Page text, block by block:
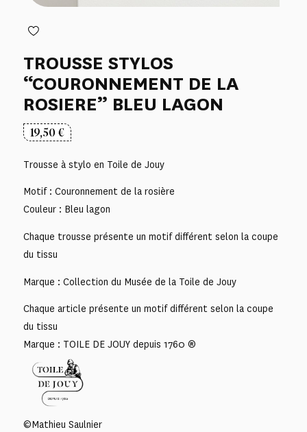
TROUSSE STYLOS
“COURONNEMENT DE LA
ROSIERE” BLEU LAGON
19,50€
Trousse à stylo en Toile de Jouy
Motif : Couronnement de la rosière
Couleur : Bleu lagon
Chaque trousse présente un motif différent selon la coupe
du tissu
Marque : Collection du Musée de la Toile de Jouy
Chaque article présente un motif différent selon la coupe
du tissu
Marque : TOILE DE JOUY depuis 1760 ®
©Mathieu Saulnier